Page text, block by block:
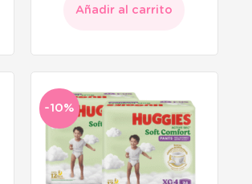
Añadir al carrito
-10%